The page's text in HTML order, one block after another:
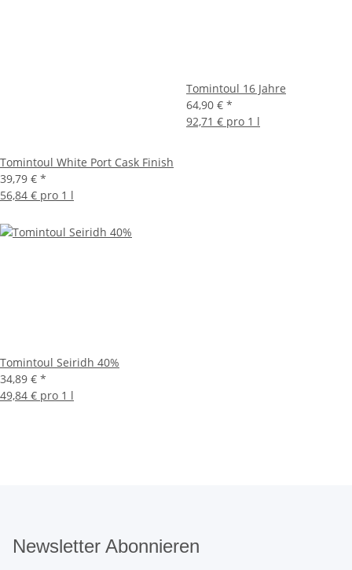
Tomintoul White Port Cask Finish
39,79 € *
56,84 € pro 1 l
Tomintoul 16 Jahre
64,90 € *
92,71 € pro 1 l
Tomintoul Seiridh 40%
34,89 € *
49,84 € pro 1 l
Newsletter Abonnieren